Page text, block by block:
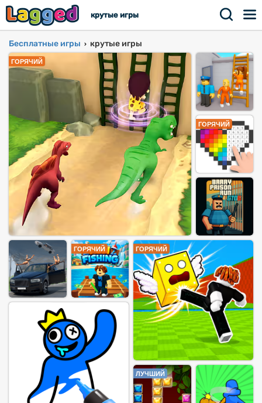
крутые игры
Бесплатные игры › крутые игры
ГОРЯЧИЙ
ГОРЯЧИЙ
ГОРЯЧИЙ
ГОРЯЧИЙ
ЛУЧШИЙ